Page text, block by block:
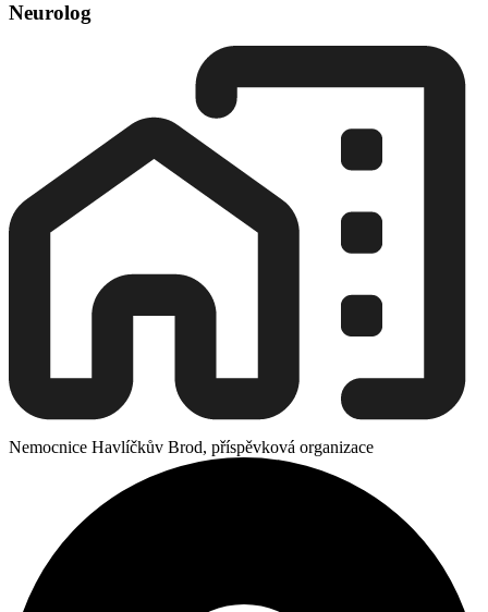
Neurolog
Nemocnice Havlíčkův Brod, příspěvková organizace